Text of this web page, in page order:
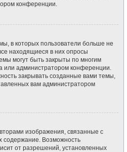
конференции.
в которых пользователи больше не
находящиеся в них опросы
могут быть закрыты по многим
администратором конференции.
закрывать созданные вами темы,
вам администратором
изображения, связанные с
Возможность
от разрешений, установленных